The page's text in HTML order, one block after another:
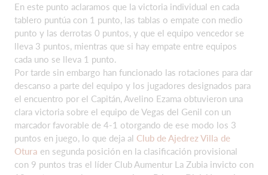
En este punto aclaramos que la victoria individual en cada
tablero puntúa con 1 punto, las tablas o empate con medio
punto y las derrotas 0 puntos, y que el equipo vencedor se
lleva 3 puntos, mientras que si hay empate entre equipos
cada uno se lleva 1 punto.
Por tarde sin embargo han funcionado las rotaciones para dar
descanso a parte del equipo y los jugadores designados para
el encuentro por el Capitán, Avelino Ezama obtuvieron una
clara victoria sobre el equipo de Vegas del Genil con un
marcador favorable de 4-1 otorgando de ese modo los 3
puntos en juego, lo que deja al Club de Ajedrez Villa de
Otura en segunda posición en la clasificación provisional
con 9 puntos tras el líder Club Aumentur La Zubia invicto con